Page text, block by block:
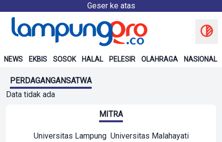
Geser ke atas
NEWS EKBIS SOSOK HALAL PELESIR OLAHRAGA NASIONAL
PERDAGANGANSATWA
Data tidak ada
MITRA
Universitas Lampung Universitas Malahayati